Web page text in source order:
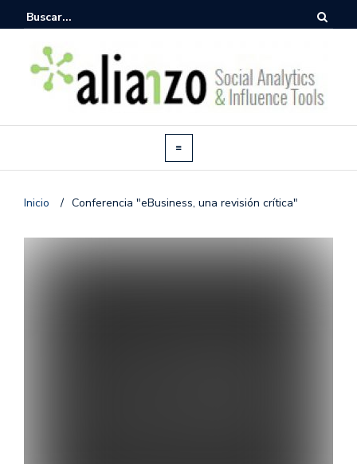
Inicio / Conferencia "eBusiness, una revisión crítica"